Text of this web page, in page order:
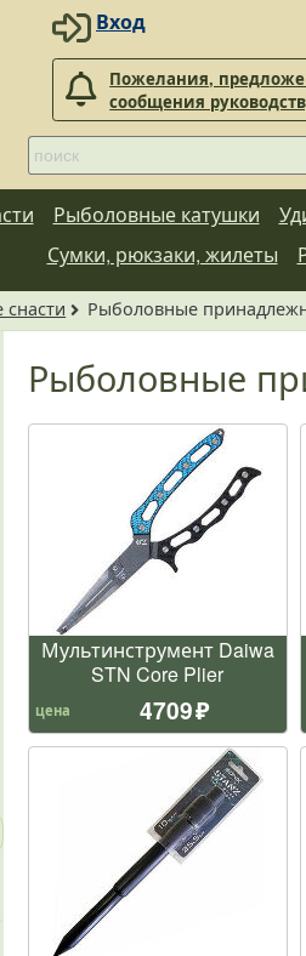
Вход
Пожелания,
сообщения
Рыболовные катушки
Сумки, рюкзаки, жилеты
Рыболовные
Рыболовные
Мультинструмент Daiwa
STN Core Plier
цена 4709